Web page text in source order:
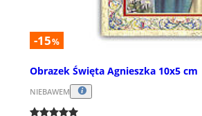
-15%
Obrazek Święta Agnieszka 10x5 cm
NIEBAWEM